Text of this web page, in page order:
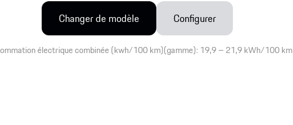
Changer de modèle Configurer
électrique combinée (kwh/100 km)(gamme): 19,9 – 21,9 kWh/100 km